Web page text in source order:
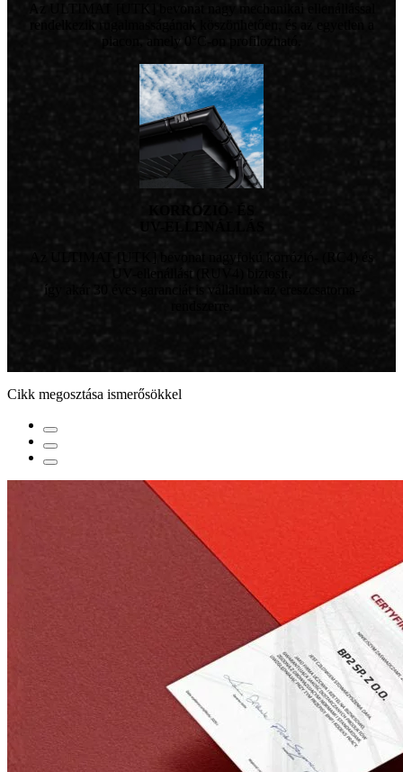
Az ULTIMAT [UTK] bevonat nagy mechanikai ellenállással
rendelkezik rugalmasságának köszönhetően, és az egyetlen a
piacon, amely 0°C-on profilozható.
KORRÓZIÓ- ÉS
Az ULTIMAT [UTK] bevonat nagyfokú korrózió- (RC4) és
UV-ellenállást (RUV4) biztosít,
így akár 30 éves garanciát is vállalunk az ereszcsatorna-
rendszerre.
Cikk megosztása ismerősökkel